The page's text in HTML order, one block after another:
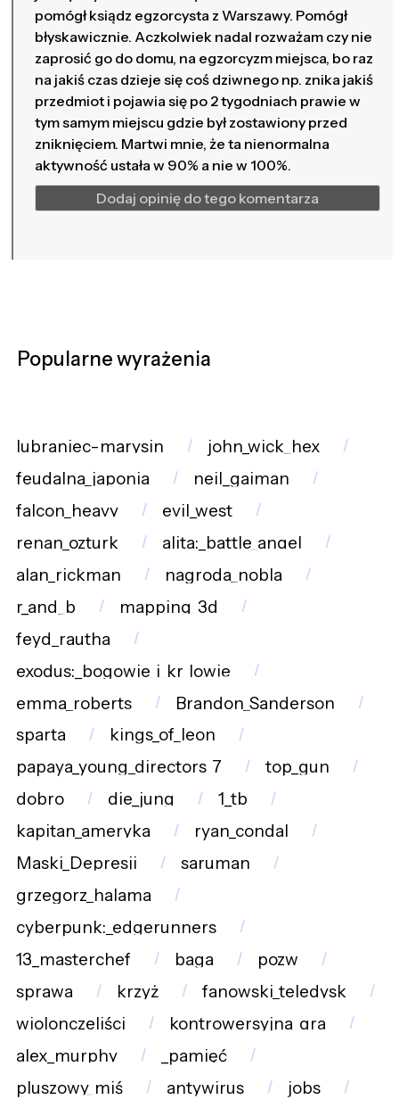
pomógł ksiądz egzorcysta z Warszawy. Pomógł
błyskawicznie. Aczkolwiek nadal rozważam czy nie
zaprosić go do domu, na egzorcyzm miejsca, bo raz
na jakiś czas dzieje się coś dziwnego np. znika jakiś
przedmiot i pojawia się po 2 tygodniach prawie w
tym samym miejscu gdzie był zostawiony przed
zniknięciem. Martwi mnie, że ta nienormalna
aktywność ustała w 90% a nie w 100%.
Dodaj opinię do tego komentarza
Popularne wyrażenia
lubraniec-marysin
john_wick_hex
feudalna_japonia
neil_gaiman
falcon_heavy
evil_west
renan_ozturk
alita:_battle_angel
alan_rickman
nagroda_nobla
r_and_b
mapping_3d
feyd_rautha
exodus:_bogowie_i_kr_lowie
emma_roberts
Brandon_Sanderson
sparta
kings_of_leon
papaya_young_directors_7
top_gun
dobro
die_jung
1_tb
kapitan_ameryka
ryan_condal
Maski_Depresji
saruman
grzegorz_halama
cyberpunk:_edgerunners
13_masterchef
baga
pozw
sprawa
krzyż
fanowski_teledysk
wiolonczeliści
kontrowersyjna_gra
alex_murphy
_pamięć
pluszowy_miś
antywirus
jobs